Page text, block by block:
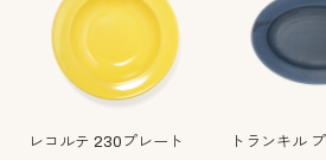
レコルテ 230プレート
トランキル